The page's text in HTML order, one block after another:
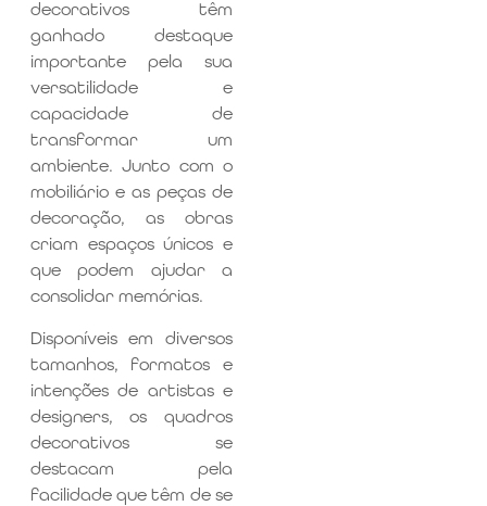
decorativos têm
ganhado destaque
importante pela sua
versatilidade e
capacidade de
transformar um
ambiente. Junto com o
mobiliário e as peças de
decoração, as obras
criam espaços únicos e
que podem ajudar a
consolidar memórias.
Disponíveis em diversos
tamanhos, formatos e
intenções de artistas e
designers, os quadros
decorativos se
destacam pela
facilidade que têm de se